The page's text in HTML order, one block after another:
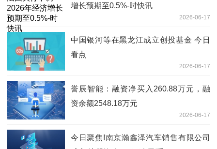
增长预期至0.5%-时快讯
2026-06-17
中国银河等在黑龙江成立创投基金 今日
看点
2026-06-17
誉辰智能：融资净买入260.88万元，融
资余额2548.18万元
2026-06-17
今日聚焦!南京瀚鑫泽汽车销售有限公司